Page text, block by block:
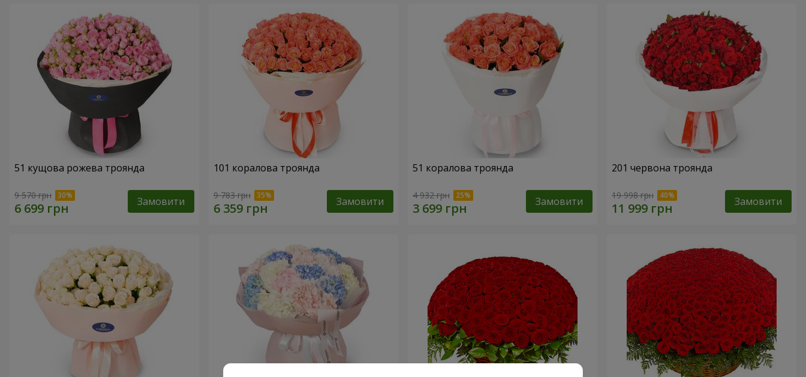
51 кущова рожева троянда
9 570 грн Замовити
101 коралова троянда
9 783 грн Замовити
51 коралова троянда
4 932 грн Замовити
201 червона троянда
19 998 грн Замовити